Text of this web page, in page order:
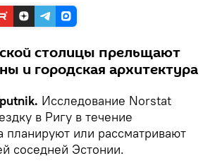
столицы прельщают
и городская архитектура
Исследование Norstat
в Ригу в течение
планируют или рассматривают
соседней Эстонии.